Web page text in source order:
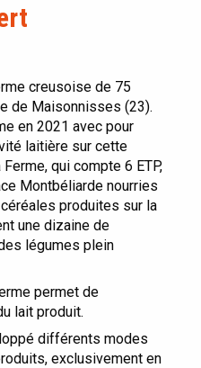
creusoise de 75
de Maisonnisses (23).
en 2021 avec pour
laitière sur cette
qui compte 6 ETP,
Montbéliarde nourries
produites sur la
une dizaine de
légumes plein
permet de
lait produit.
différents modes
exclusivement en